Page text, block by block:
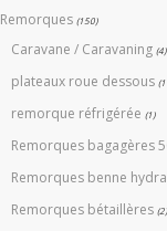
Remorques (150)
Caravane / Caravaning (4)
plateaux roue dessous
remorque réfrigérée (1)
Remorques bagagères
Remorques benne
Remorques bétaillères (2)